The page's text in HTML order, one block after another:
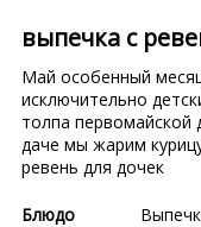
выпечка с
Май особенный
исключительно
толпа
даче мы жарим
ревень для дочек
Блюдо